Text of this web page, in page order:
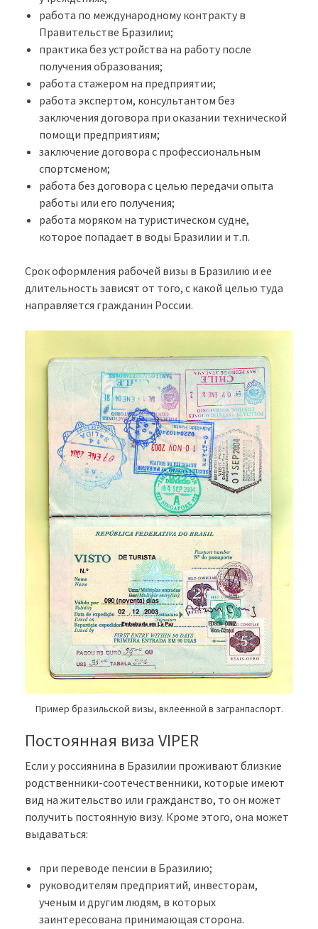
работа по международному контракту в
Правительстве Бразилии;
практика без устройства на работу после
получения образования;
работа стажером на предприятии;
работа экспертом, консультантом без
заключения договора при оказании технической
помощи предприятиям;
заключение договора с профессиональным
спортсменом;
работа без договора с целью передачи опыта
работы или его получения;
работа моряком на туристическом судне,
которое попадает в воды Бразилии и т.п.
Срок оформления рабочей визы в Бразилию и ее
длительность зависят от того, с какой целью туда
направляется гражданин России.
Пример бразильской визы, вклеенной в загранпаспорт.
Постоянная виза VIPER
Если у россиянина в Бразилии проживают близкие
родственники-соотечественники, которые имеют
вид на жительство или гражданство, то он может
получить постоянную визу. Кроме этого, она может
выдаваться:
при переводе пенсии в Бразилию;
руководителям предприятий, инвесторам,
ученым и другим людям, в которых
заинтересована принимающая сторона.